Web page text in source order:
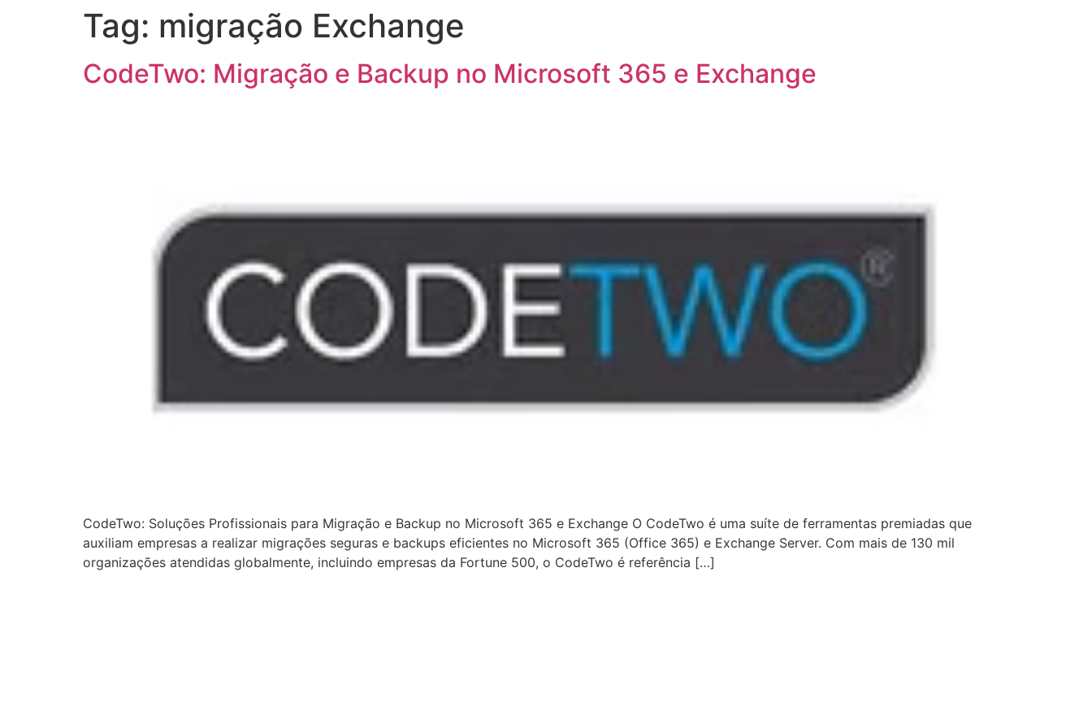
Tag: migração Exchange
CodeTwo: Migração e Backup no Microsoft 365 e Exchange
CodeTwo: Soluções Profissionais para Migração e Backup no Microsoft 365 e Exchange O CodeTwo é uma suíte de ferramentas premiadas que
auxiliam empresas a realizar migrações seguras e backups eficientes no Microsoft 365 (Office 365) e Exchange Server. Com mais de 130 mil
organizações atendidas globalmente, incluindo empresas da Fortune 500, o CodeTwo é referência […]